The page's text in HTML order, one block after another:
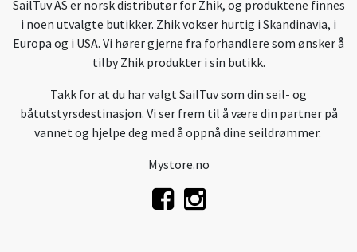
SailTuv AS er norsk distributør for Zhik, og produktene finnes
i noen utvalgte butikker. Zhik vokser hurtig i Skandinavia, i
Europa og i USA. Vi hører gjerne fra forhandlere som ønsker å
tilby Zhik produkter i sin butikk.
Takk for at du har valgt SailTuv som din seil- og
båtutstyrsdestinasjon. Vi ser frem til å være din partner på
vannet og hjelpe deg med å oppnå dine seildrømmer.
Mystore.no